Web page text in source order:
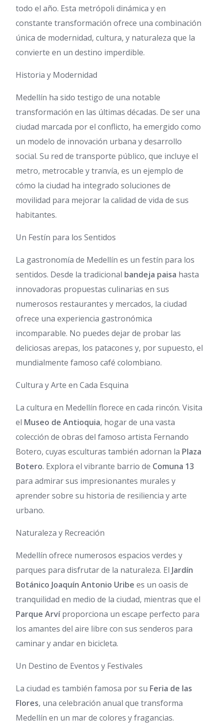
todo el año. Esta metrópoli dinámica y en
constante transformación ofrece una combinación
única de modernidad, cultura, y naturaleza que la
convierte en un destino imperdible.
Historia y Modernidad
Medellín ha sido testigo de una notable
transformación en las últimas décadas. De ser una
ciudad marcada por el conflicto, ha emergido como
un modelo de innovación urbana y desarrollo
social. Su red de transporte público, que incluye el
metro, metrocable y tranvía, es un ejemplo de
cómo la ciudad ha integrado soluciones de
movilidad para mejorar la calidad de vida de sus
habitantes.
Un Festín para los Sentidos
La gastronomía de Medellín es un festín para los
sentidos. Desde la tradicional bandeja paisa hasta
innovadoras propuestas culinarias en sus
numerosos restaurantes y mercados, la ciudad
ofrece una experiencia gastronómica
incomparable. No puedes dejar de probar las
deliciosas arepas, los patacones y, por supuesto, el
mundialmente famoso café colombiano.
Cultura y Arte en Cada Esquina
La cultura en Medellín florece en cada rincón. Visita
el Museo de Antioquia, hogar de una vasta
colección de obras del famoso artista Fernando
Botero, cuyas esculturas también adornan la Plaza
Botero. Explora el vibrante barrio de Comuna 13
para admirar sus impresionantes murales y
aprender sobre su historia de resiliencia y arte
urbano.
Naturaleza y Recreación
Medellín ofrece numerosos espacios verdes y
parques para disfrutar de la naturaleza. El Jardín
Botánico Joaquín Antonio Uribe es un oasis de
tranquilidad en medio de la ciudad, mientras que el
Parque Arvíproporciona un escape perfecto para
los amantes del aire libre con sus senderos para
caminar y andar en bicicleta.
Un Destino de Eventos y Festivales
La ciudad es también famosa por su Feria de las
Flores, una celebración anual que transforma
Medellín en un mar de colores y fragancias.